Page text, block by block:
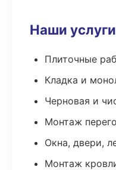
Наши услуги
Плиточные
Кладка и
Черновая и
Монтаж
Окна, двери,
Монтаж